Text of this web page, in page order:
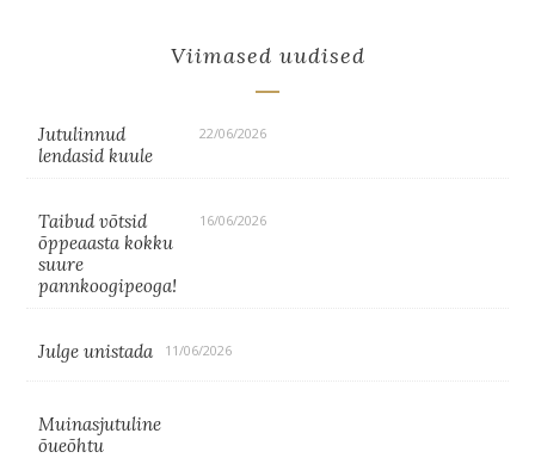
Viimased uudised
Jutulinnud
lendasid kuule
22/06/2026
Taibud võtsid
õppeaasta kokku
suure
pannkoogipeoga!
16/06/2026
Julge unistada 11/06/2026
Muinasjutuline
õueõhtu